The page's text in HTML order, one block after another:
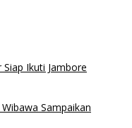
Ikuti Jambore
Sampaikan